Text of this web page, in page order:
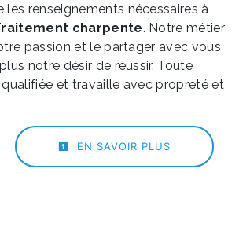
renseignements nécessaires à
charpente. Notre métier
passion et le partager avec vous
notre désir de réussir. Toute
et travaille avec propreté et
EN SAVOIR PLUS